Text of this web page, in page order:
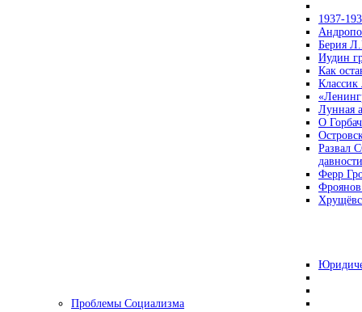
1937-
Берия
Иудин
Как
Лунная
О
Развал
давности
Ферр
Проблемы Социализма